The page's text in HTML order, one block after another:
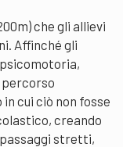
che gli allievi
Affinché gli
percorso
cui ciò non fosse
creando
stretti,